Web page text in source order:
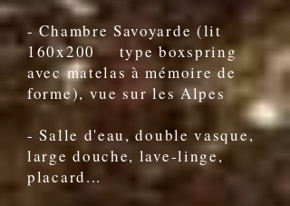
- Chambre Savoyarde (lit
160x200 type boxspring
avec matelas à mémoire de
forme), vue sur les Alpes
- Salle d'eau, double vasque,
large douche, lave-linge,
placard...